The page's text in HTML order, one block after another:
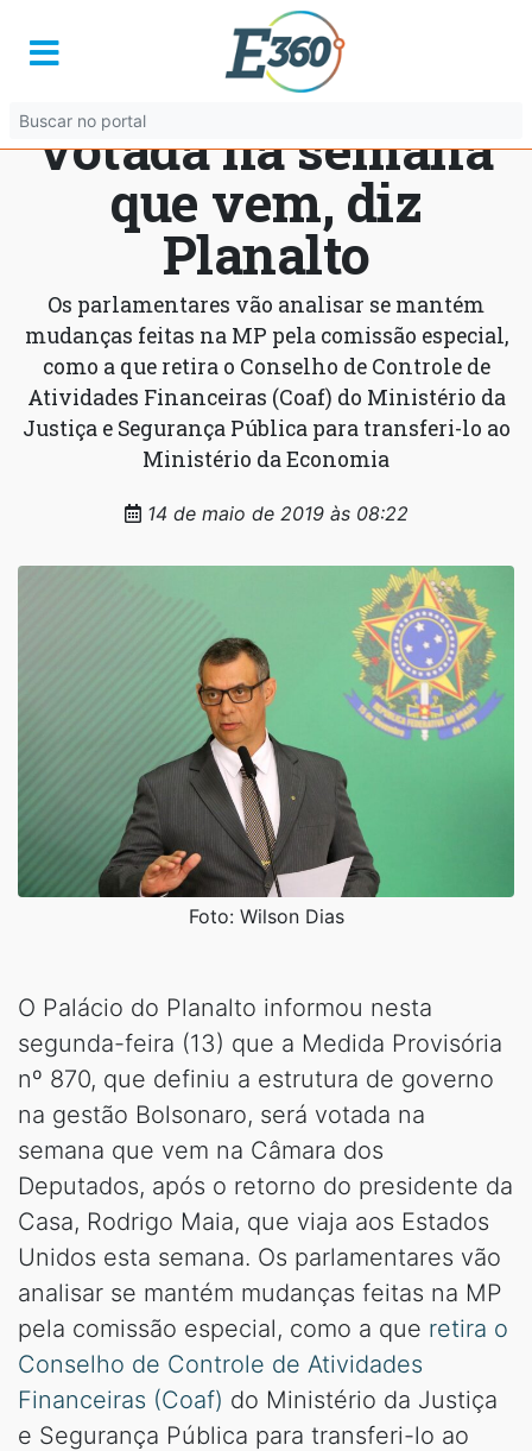
MP que reestrutura
governo será
votada na semana
que vem, diz
Planalto
Os parlamentares vão analisar se mantém
mudanças feitas na MP pela comissão especial,
como a que retira o Conselho de Controle de
Atividades Financeiras (Coaf) do Ministério da
Justiça e Segurança Pública para transferi-lo ao
Ministério da Economia
14 de maio de 2019 às 08:22
Foto: Wilson Dias
O Palácio do Planalto informou nesta
segunda-feira (13) que a Medida Provisória
nº 870, que definiu a estrutura de governo
na gestão Bolsonaro, será votada na
semana que vem na Câmara dos
Deputados, após o retorno do presidente da
Casa, Rodrigo Maia, que viaja aos Estados
Unidos esta semana. Os parlamentares vão
analisar se mantém mudanças feitas na MP
pela comissão especial, como a que retira o
Conselho de Controle de Atividades
Financeiras (Coaf) do Ministério da Justiça
e Segurança Pública para transferi-lo ao